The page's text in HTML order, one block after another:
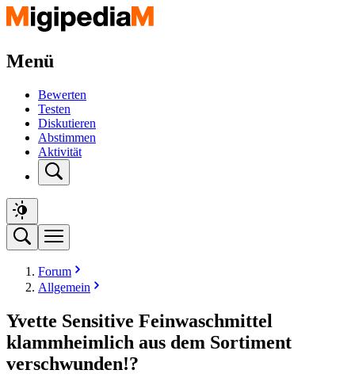
Menü
Bewerten
Testen
Diskutieren
Abstimmen
Aktivität
Forum
Allgemein
Yvette Sensitive Feinwaschmittel
klammheimlich aus dem Sortiment
verschwunden!?